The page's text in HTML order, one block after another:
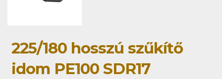
225/180 hosszú szűkítő
idom PE100 SDR17